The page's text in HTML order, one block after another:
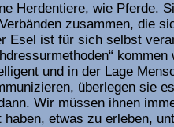
Herdentiere, wie Pferde.
zusammen, die
Esel ist für sich selbst
und in der Lage
überlegen sie
Wir müssen ihnen
haben, etwas zu erleben,